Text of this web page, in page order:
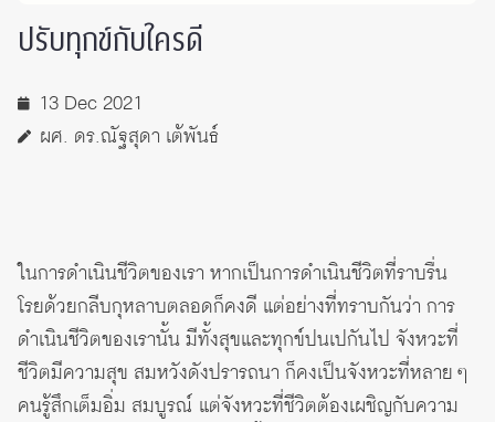
ปรับทุกข์กับใครดี
13 Dec 2021
ผศ. ดร.ณัฐสุดา เต้พันธ์
ในการดำเนินชีวิตของเรา หากเป็นการดำเนินชีวิตที่ราบรื่น
โรยด้วยกลีบกุหลาบตลอดก็คงดี แต่อย่างที่ทราบกันว่า การ
ดำเนินชีวิตของเรานั้น มีทั้งสุขและทุกข์ปนเปกันไป จังหวะที่
ชีวิตมีความสุข สมหวังดังปรารถนา ก็คงเป็นจังหวะที่หลาย ๆ
คนรู้สึกเต็มอิ่ม สมบูรณ์ แต่จังหวะที่ชีวิตต้องเผชิญกับความ